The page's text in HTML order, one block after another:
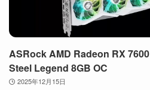
ASRock AMD Radeon RX 7600
Steel Legend 8GB OC
2025年12月15日